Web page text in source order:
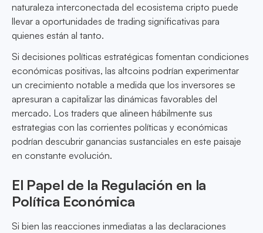
naturaleza interconectada del ecosistema cripto puede
llevar a oportunidades de trading significativas para
quienes están al tanto.
Si decisiones políticas estratégicas fomentan condiciones
económicas positivas, las altcoins podrían experimentar
un crecimiento notable a medida que los inversores se
apresuran a capitalizar las dinámicas favorables del
mercado. Los traders que alineen hábilmente sus
estrategias con las corrientes políticas y económicas
podrían descubrir ganancias sustanciales en este paisaje
en constante evolución.
El Papel de la Regulación en la
Política Económica
Si bien las reacciones inmediatas a las declaraciones